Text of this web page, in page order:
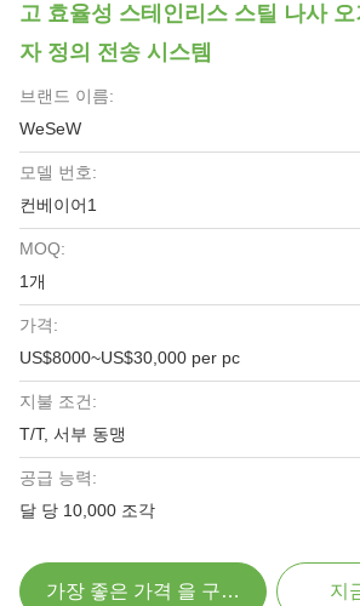
고 효율성 스테인리스 스틸 나사
자 정의 전송 시스템
브랜드 이름:
WeSeW
모델 번호:
컨베이어1
MOQ:
1개
가격:
US$8000~US$30,000 per pc
지불 조건:
T/T, 서부 동맹
공급 능력:
달 당 10,000 조각
가장 좋은 가격 을 구하라 지